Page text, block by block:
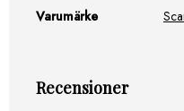
Varumärke
Recensioner